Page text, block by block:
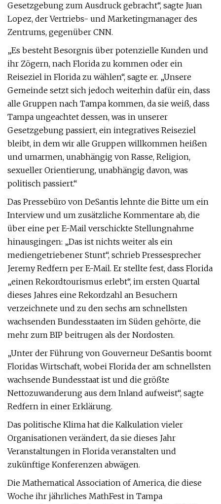
Gesetzgebung zum Ausdruck gebracht“, sagte Juan
Lopez, der Vertriebs- und Marketingmanager des
Zentrums, gegenüber CNN.
„Es besteht Besorgnis über potenzielle Kunden und
ihr Zögern, nach Florida zu kommen oder ein
Reiseziel in Florida zu wählen“, sagte er. „Unsere
Gemeinde setzt sich jedoch weiterhin dafür ein, dass
alle Gruppen nach Tampa kommen, da sie weiß, dass
Tampa ungeachtet dessen, was in unserer
Gesetzgebung passiert, ein integratives Reiseziel
bleibt, in dem wir alle Gruppen willkommen heißen
und umarmen, unabhängig von Rasse, Religion,
sexueller Orientierung, unabhängig davon, was
politisch passiert.“
Das Pressebüro von DeSantis lehnte die Bitte um ein
Interview und um zusätzliche Kommentare ab, die
über eine per E-Mail verschickte Stellungnahme
hinausgingen: „Das ist nichts weiter als ein
mediengetriebener Stunt“, schrieb Pressesprecher
Jeremy Redfern per E-Mail. Er stellte fest, dass Florida
„einen Rekordtourismus erlebt“, im ersten Quartal
dieses Jahres eine Rekordzahl an Besuchern
verzeichnete und zu den sechs am schnellsten
wachsenden Bundesstaaten im Süden gehörte, die
mehr zum BIP beitrugen als der Nordosten.
„Unter der Führung von Gouverneur DeSantis boomt
Floridas Wirtschaft, wobei Florida der am schnellsten
wachsende Bundesstaat ist und die größte
Nettozuwanderung aus dem Inland aufweist“, sagte
Redfern in einer Erklärung.
Das politische Klima hat die Kalkulation vieler
Organisationen verändert, da sie dieses Jahr
Veranstaltungen in Florida veranstalten und
zukünftige Konferenzen abwägen.
Die Mathematical Association of America, die diese
Woche ihr jährliches MathFest in Tampa